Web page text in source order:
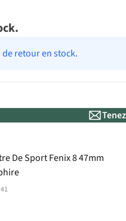
retour en stock.
De Sport Fenix 8 47mm
41